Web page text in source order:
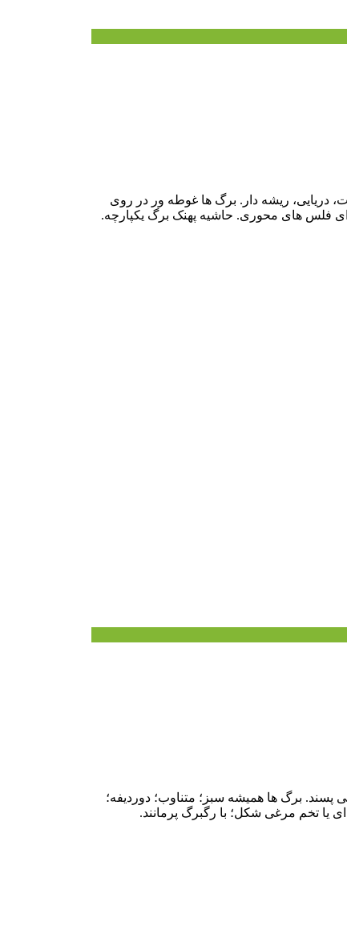
دریایی، ریشه دار. برگ ها غوطه ور در روی
فلس های محوری. حاشیه پهنک برگ یکپارچه.
برگ ها همیشه سبز؛ متناوب؛ دوردیفه؛
یا تخم مرغی شکل؛ با رگبرگ پرمانند.